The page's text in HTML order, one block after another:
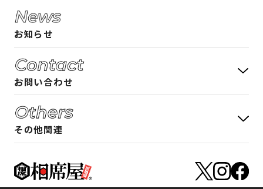
お知らせ
お問い合わせ
お客様の声 募集中
アルバイト募集について
フランチャイズ加盟募集について
店舗物件募集について
その他関連
アルバイト募集
フランチャイズ加盟